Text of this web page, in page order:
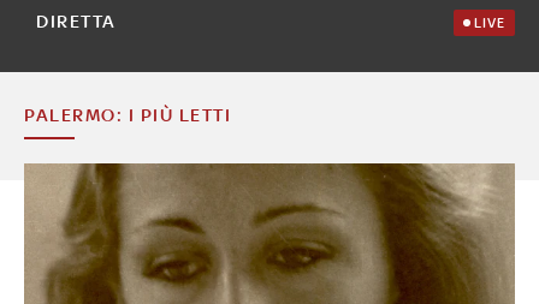
DIRETTA LIVE
PALERMO: I PIÙ LETTI